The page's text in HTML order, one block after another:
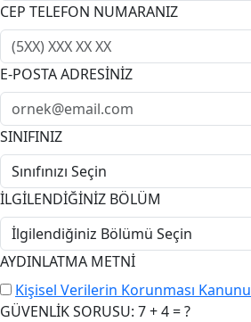
CEP TELEFON NUMARANIZ
E-POSTA ADRESİNİZ
SINIFINIZ
İLGİLENDİĞİNİZ BÖLÜM
AYDINLATMA METNİ
Kişisel Verilerin Korunması Kanunu
GÜVENLİK SORUSU: 7 + 4 = ?